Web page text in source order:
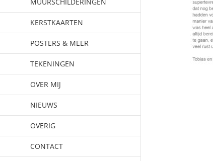
KERSTKAARTEN
POSTERS & MEER
TEKENINGEN
OVER MIJ
NIEUWS
OVERIG
CONTACT